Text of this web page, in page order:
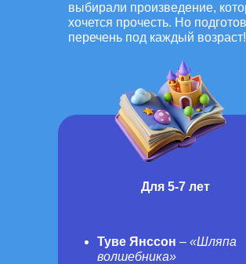
Туве Янссон – «Шляпа
волшебника»
Для 5-7 лет
выбирали произведение,
хочется прочесть. Но
перечень под каждый возраст!